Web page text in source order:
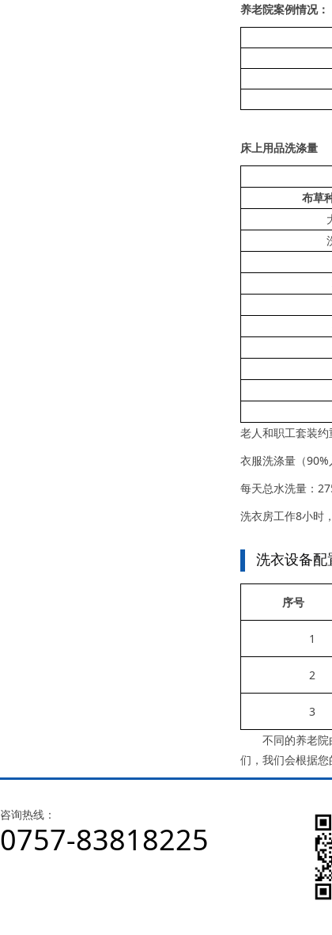
养老院案例情况：
床上用品洗涤量
布
老人和职工套装
衣服洗涤量（
每天总水洗量：
洗衣房工作8小时
洗衣设备配
序
1
2
3
不同的养老院由
们，我们会根据您
咨询热线：
0757-83818225